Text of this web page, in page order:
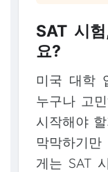
SAT 시
요?
미국 대학
누구나 고
시작해야
막막하기
게는 SAT